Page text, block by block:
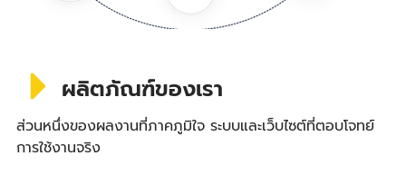
ผลิตภัณฑ์ของเรา
ส่วนหนึ่งของผลงานที่ภาคภูมิใจ ระบบและเว็บไซต์ที่ตอบโจทย์
การใช้งานจริง